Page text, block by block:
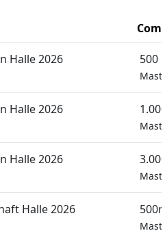
Halle 2026 500
Halle 2026
Halle 2026
Halle 2026